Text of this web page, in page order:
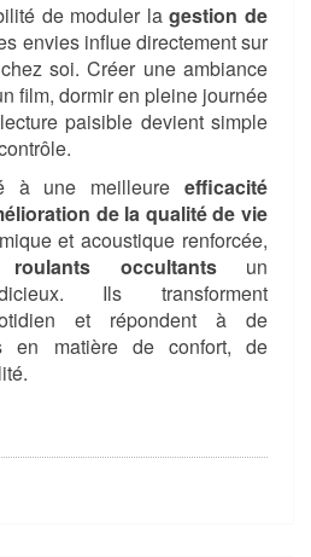
de moduler lagestion de
envies influe directement sur
soi. Créer une ambiance
film, dormir en pleine journée
paisible devient simple
à une meilleure efficacité
de la qualité de vie
et acoustique renforcée,
occultantsun
Ils transforment
et répondent à de
en matière de confort, de